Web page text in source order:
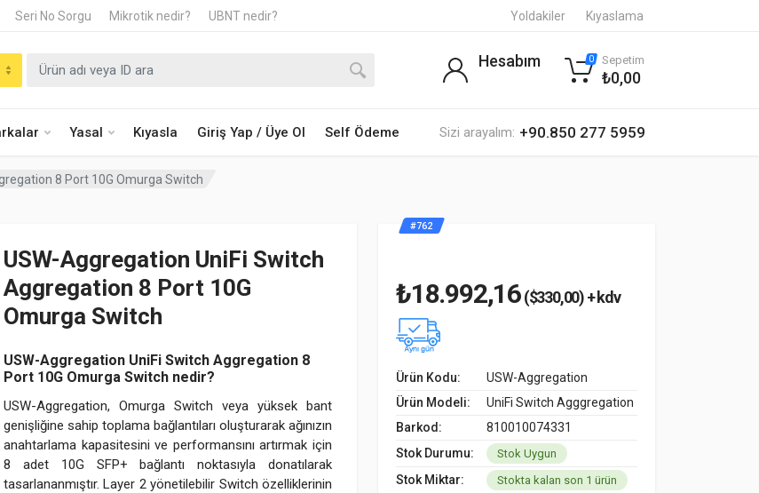
Seri No Sorgu Mikrotik nedir? UBNT nedir? Yoldakiler Kıyaslama
Yasal Kıyasla Giriş Yap / Üye Ol Self Ödeme Sizi arayalım: +90.850 277 5959
Hesabım 0 Sepetim
₺0,00
8 Port 10G Omurga Switch
USW-Aggregation UniFi Switch
Aggregation 8 Port 10G
Omurga Switch
USW-Aggregation UniFi Switch Aggregation 8
Port 10G Omurga Switch nedir?
USW-Aggregation, Omurga Switch veya yüksek bant
genişliğine sahip toplama bağlantıları oluşturarak ağınızın
anahtarlama kapasitesini ve performansını artırmak için
8 adet 10G SFP+ bağlantı noktasıyla donatılarak
tasarlananmıştır. Layer 2 yönetilebilir Switch özelliklerinin
#762
₺18.992,16($330,00) + kdv
Ürün Kodu:
USW-Aggregation
Ürün Modeli:
UniFi Switch Agggregation
Barkod:
810010074331
Stok Durumu:
Stok Uygun
Stok Miktar: Stokta kalan son 1 ürün